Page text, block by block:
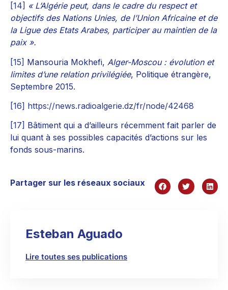
[14] « L’Algérie peut, dans le cadre du respect et
objectifs des Nations Unies, de l’Union Africaine et de
la Ligue des Etats Arabes, participer au maintien de la
paix ».
[15] Mansouria Mokhefi, Alger-Moscou : évolution et
limites d’une relation privilégiée, Politique étrangère,
Septembre 2015.
[16] https://news.radioalgerie.dz/fr/node/42468
[17] Bâtiment qui a d’ailleurs récemment fait parler de
lui quant à ses possibles capacités d’actions sur les
fonds sous-marins.
Partager sur les réseaux sociaux
Esteban Aguado
Lire toutes ses publications